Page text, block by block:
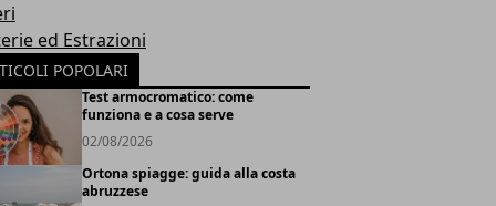
ed Estrazioni
POPOLARI
Test armocromatico: come
funziona e a cosa serve
02/08/2026
Ortona spiagge: guida alla costa
abruzzese